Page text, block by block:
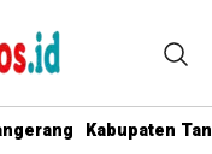
Kabupaten